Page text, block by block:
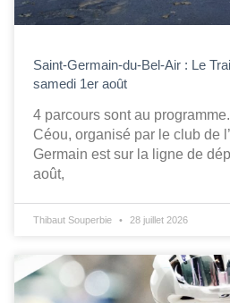
Saint-Germain-du-Bel-Air : Le
samedi 1er août
4 parcours sont au
Céou, organisé par le club de
Germain est sur la ligne de
août,
Thibaut Souperbie 28 juillet 2026